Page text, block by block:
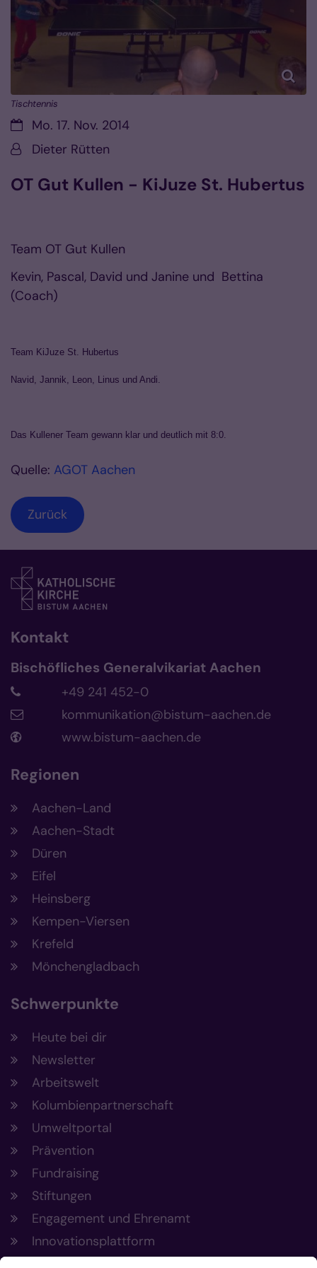
Tischtennis
Datum:Mo. 17. Nov. 2014
Von:Dieter Rütten
OT Gut Kullen - KiJuze St. Hubertus
Team OT Gut Kullen
Kevin, Pascal, David und Janine und Bettina
(Coach)
Team KiJuze St. Hubertus
Navid, Jannik, Leon, Linus und Andi.
Das Kullener Team gewann klar und deutlich mit 8:0.
Quelle: AGOT Aachen
Zurück
Kontakt
Bischöfliches Generalvikariat Aachen
+49 241 452-0
kommunikation@bistum-aachen.de
www.bistum-aachen.de
Regionen
Aachen-Land
Aachen-Stadt
Düren
Eifel
Heinsberg
Kempen-Viersen
Krefeld
Mönchengladbach
Schwerpunkte
Heute bei dir
Newsletter
Arbeitswelt
Kolumbienpartnerschaft
Umweltportal
Prävention
Fundraising
Stiftungen
Engagement und Ehrenamt
Innovationsplattform